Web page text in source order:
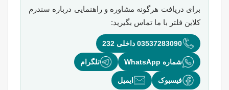
برای دریافت هرگونه مشاوره و راهنمایی درباره سندرم
کلاین فلتر با ما تماس بگیرید:
03537283090 داخلی 232
شماره WhatsApp تلگرام
فیسبوک ایمیل